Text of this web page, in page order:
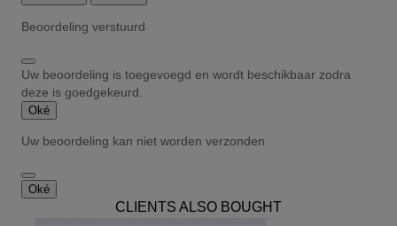
Beoordeling verstuurd
Uw beoordeling is toegevoegd en wordt beschikbaar zodra
deze is goedgekeurd.
Oké
Uw beoordeling kan niet worden verzonden
Oké
CLIENTS ALSO BOUGHT